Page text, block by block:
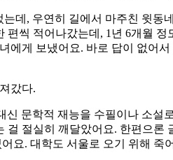
데, 우연히 길에서 마주친 윗
씩 적어나갔는데, 1년 6개월
에게 보냈어요. 바로 답이 없어
갔다.
문학적 재능을 수필이나 소
절실히 깨달았어요. 한편으
요. 대학도 서울로 오기 위해 죽